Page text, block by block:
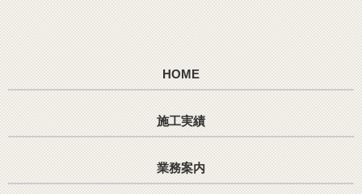
HOME
施工実績
業務案内